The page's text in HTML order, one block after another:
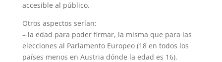
accesible al público.
Otros aspectos serían:
– la edad para poder firmar, la misma que para las
elecciones al Parlamento Europeo (18 en todos los
países menos en Austria dónde la edad es 16).